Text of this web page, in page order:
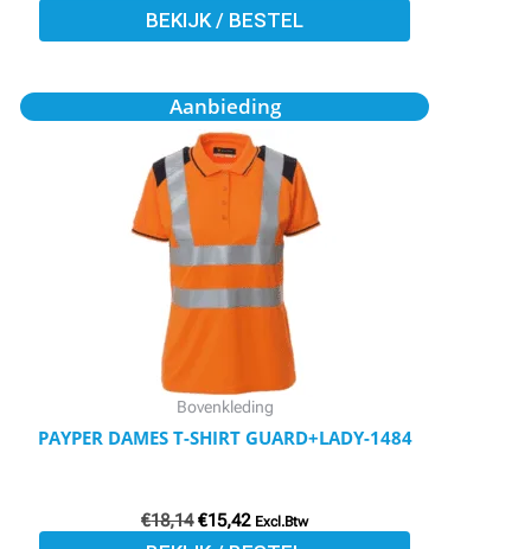
BEKIJK / BESTEL
Aanbieding
Bovenkleding
PAYPER DAMES T-SHIRT GUARD+LADY-1484
€18,14
Oorspronkelijke
prijs
was:
€18,14.
€15,42
Huidige
prijs
is:
€15,42.
Excl.Btw
Dit
product
heeft
meerdere
variaties.
Deze
optie
gekozen
worden
op